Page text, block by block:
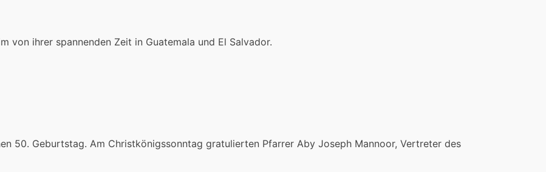
von ihrer spannenden Zeit in Guatemala und El Salvador.
50. Geburtstag. Am Christkönigssonntag gratulierten Pfarrer Aby Joseph Mannoor, Vertreter des